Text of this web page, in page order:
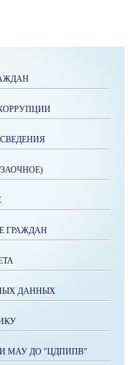
ГРАЖДАН
ДАННЫХ
МАУ ДО "ЦДПИПВ"